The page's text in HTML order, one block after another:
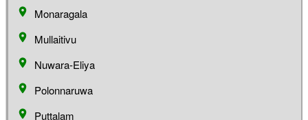
Monaragala
Mullaitivu
Nuwara-Eliya
Polonnaruwa
Puttalam